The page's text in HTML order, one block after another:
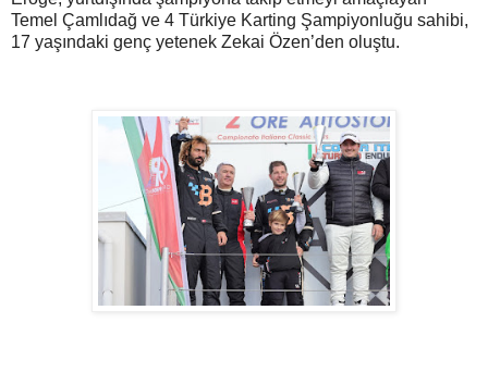
Temel Çamlıdağ ve 4 Türkiye Karting Şampiyonluğu sahibi,
17 yaşındaki genç yetenek Zekai Özen’den oluştu.